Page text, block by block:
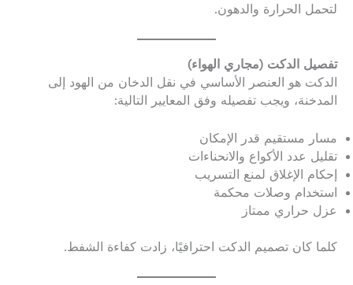
لتحمل الحرارة والدهون.
تفصيل الدكت (مجاري الهواء)
الدكت هو العنصر الأساسي في نقل الدخان من الهود إلى
المدخنة، ويجب تفصيله وفق المعايير التالية:
مسار مستقيم قدر الإمكان
تقليل عدد الأكواع والانحناءات
إحكام الإغلاق لمنع التسريب
استخدام وصلات محكمة
عزل حراري ممتاز
كلما كان تصميم الدكت احترافيًا، زادت كفاءة الشفط.